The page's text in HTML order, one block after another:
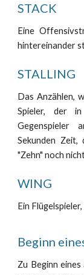
STACK
Eine
hintereinander
STALLING
Das Anzählen,
Spieler, der
Gegenspieler
Sekunden Zeit,
"Zehn" noch
WING
Ein
Beginn
Zu Beginn